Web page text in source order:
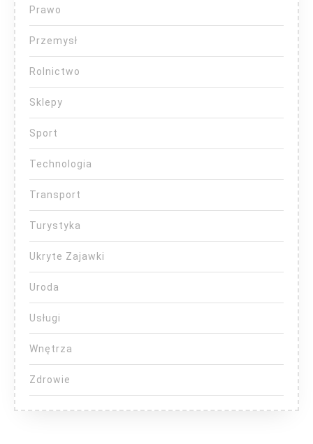
Prawo
Przemysł
Rolnictwo
Sklepy
Sport
Technologia
Transport
Turystyka
Ukryte Zajawki
Uroda
Usługi
Wnętrza
Zdrowie